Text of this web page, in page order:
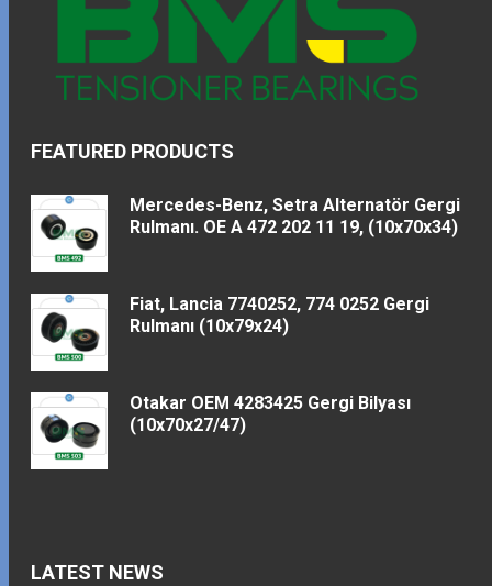
FEATURED PRODUCTS
Mercedes-Benz, Setra Alternatör Gergi
Rulmanı. OE A 472 202 11 19, (10x70x34)
Fiat, Lancia 7740252, 774 0252 Gergi
Rulmanı (10x79x24)
Otakar OEM 4283425 Gergi Bilyası
(10x70x27/47)
LATEST NEWS